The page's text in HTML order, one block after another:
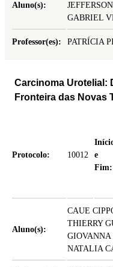
Aluno(s):
GABRIEL
Professor(es): PATRÍCIA
Carcinoma Urotelial:
Fronteira das Novas
Protocolo: 10012
e
Fim:
Aluno(s):
CAUE
THIERRY
NATALIA